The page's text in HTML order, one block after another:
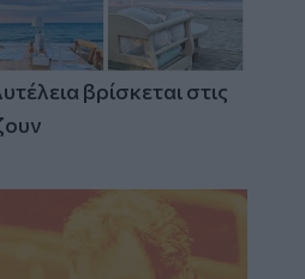
βρίσκεται στις